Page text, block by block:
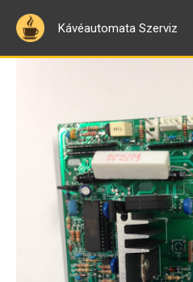
Skip
content
Kávéautomata Szerviz